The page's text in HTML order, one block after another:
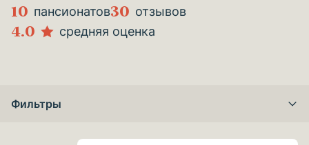
10 пансионатов30 отзывов
4.0 средняя оценка
Фильтры